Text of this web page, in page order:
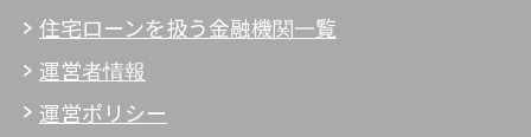
住宅ローンを扱う金融機関一覧
運営者情報
運営ポリシー